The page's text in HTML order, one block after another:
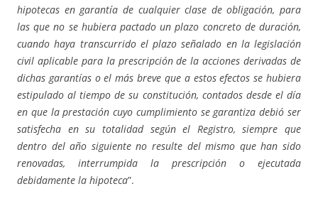
hipotecas en garantía de cualquier clase de obligación, para
las que no se hubiera pactado un plazo concreto de duración,
cuando haya transcurrido el plazo señalado en la legislación
civil aplicable para la prescripción de la acciones derivadas de
dichas garantías o el más breve que a estos efectos se hubiera
estipulado al tiempo de su constitución, contados desde el día
en que la prestación cuyo cumplimiento se garantiza debió ser
satisfecha en su totalidad según el Registro, siempre que
dentro del año siguiente no resulte del mismo que han sido
renovadas, interrumpida la prescripción o ejecutada
debidamente la hipoteca”.